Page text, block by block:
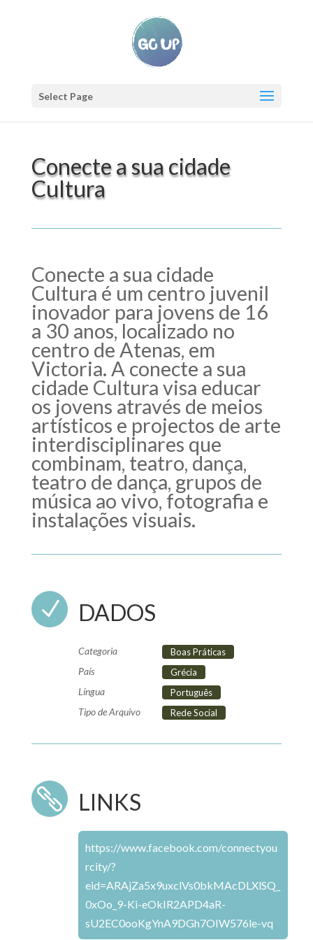
Select Page
Conecte a sua cidade
Cultura
Conecte a sua cidade
Cultura é um centro juvenil
inovador para jovens de 16
a 30 anos, localizado no
centro de Atenas, em
Victoria. A conecte a sua
cidade Cultura visa educar
os jovens através de meios
artísticos e projectos de arte
interdisciplinares que
combinam, teatro, dança,
teatro de dança, grupos de
música ao vivo, fotografia e
instalações visuais.
N DADOS
Categoria Boas Práticas
País Grécia
Língua Português
Tipo de Arquivo Rede Social
 LINKS
https://www.facebook.com/connectyou
rcity/?
eid=ARAjZa5x9uxclVs0bkMAcDLXlSQ_
0xOo_9-Ki-eOkIR2APD4aR-
sU2EC0ooKgYnA9DGh7OIW576le-vq